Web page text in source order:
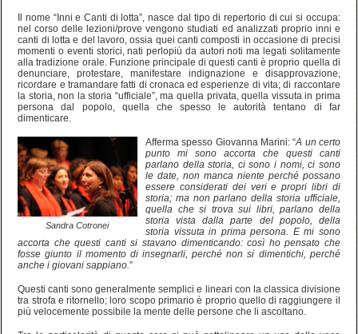
Il nome “Inni e Canti di lotta”, nasce dal tipo di repertorio di cui si occupa:
nel corso delle lezioni/prove vengono studiati ed analizzati proprio inni e
canti di lotta e del lavoro, ossia quei canti composti in occasione di precisi
momenti o eventi storici, nati perlopiù da autori noti ma legati solitamente
alla tradizione orale. Funzione principale di questi canti è proprio quella di
denunciare, protestare, manifestare indignazione e disapprovazione,
ricordare e tramandare fatti di cronaca ed esperienze di vita; di raccontare
la storia, non la storia “ufficiale”, ma quella privata, quella vissuta in prima
persona dal popolo, quella che spesso le autorità tentano di far
dimenticare.
Sandra Cotronei
Afferma spesso Giovanna Marini: “A un certo
punto mi sono accorta che questi canti
parlano della storia, ci sono i nomi, ci sono
le date, non manca niente perché possano
essere considerati dei veri e propri libri di
storia; ma non parlano della storia ufficiale,
quella che si trova sui libri, parlano della
storia vista dalla parte del popolo, della
storia vissuta in prima persona. E mi sono
accorta che questi canti si stavano dimenticando: così ho pensato che
fosse giunto il momento di insegnarli, perché non si dimentichi, perché
anche i giovani sappiano.”
Questi canti sono generalmente semplici e lineari con la classica divisione
tra strofa e ritornello; loro scopo primario è proprio quello di raggiungere il
più velocemente possibile la mente delle persone che li ascoltano.